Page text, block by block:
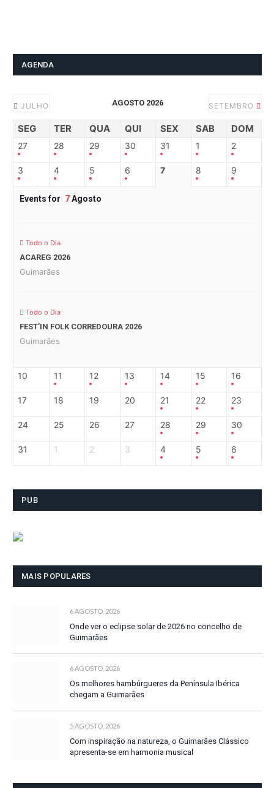
AGENDA
JULHO AGOSTO 2026 SETEMBRO
SEG TER QUA QUI SEX SAB DOM
27 28 29 30 31 1 2
3 4 5 6 7 8 9
Events for 7Agosto
Todo o Dia
ACAREG 2026
Guimarães
Todo o Dia
FEST’IN FOLK CORREDOURA 2026
Guimarães
10 11 12 13 14 15 16
17 18 19 20 21 22 23
24 25 26 27 28 29 30
31 1 2 3 4 5 6
PUB
MAIS POPULARES
6 AGOSTO, 2026
Onde ver o eclipse solar de 2026 no concelho de
Guimarães
6 AGOSTO, 2026
Os melhores hambúrgueres da Península Ibérica
chegam a Guimarães
5 AGOSTO, 2026
Com inspiração na natureza, o Guimarães Clássico
apresenta-se em harmonia musical